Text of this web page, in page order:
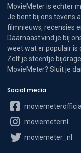
MovieMeter is echter
Je bent bij ons tevens
filmnieuws, recensies
Daarnaast vind je bij
weet wat er populair is
Zelf je steentje
MovieMeter? Sluit je
Social media
moviemeterofficial
moviemeternl
moviemeter_nl